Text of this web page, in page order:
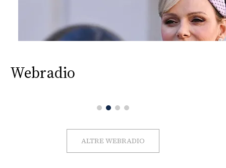
Webradio
ALTRE WEBRADIO